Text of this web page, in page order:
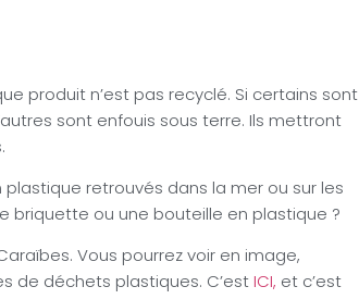
produit n’est pas recyclé. Si certains sont
sont enfouis sous terre. Ils mettront
retrouvés dans la mer ou sur les
briquette ou une bouteille en plastique ?
Vous pourrez voir en image,
de déchets plastiques. C’est ICI, et c’est